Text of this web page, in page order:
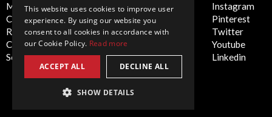
Meet the Team
Contact Us
Report Abuse
Compliance Statement -
Seafarers
Cookie Policy
Artist Sign Up
Terms and
Sitemap
Instagram
Pinterest
Twitter
Youtube
Linkedin
This website uses cookies to improve user
experience. By using our website you
consent to all cookies in accordance with
our Cookie Policy. Read more
ACCEPT ALL DECLINE ALL
SHOW DETAILS